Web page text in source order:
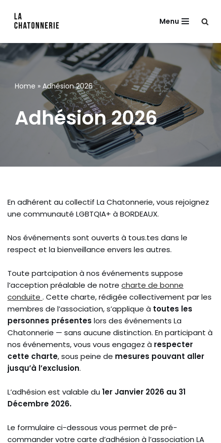
Aller
contenu
Menu
Home » Adhésion 2026
Adhésion 2026
En adhérent au collectif La Chatonnerie, vous rejoignez
une communauté LGBTQIA+ à BORDEAUX.
Nos événements sont ouverts à tous.tes dans le
respect et la bienveillance envers les autres.
Toute partcipation à nos événements suppose
l’acception préalable de notre charte de bonne
conduite . Cette charte, rédigée collectivement par les
membres de l’association, s’applique à toutes les
personnes présentes lors des événements La
Chatonnerie — sans aucune distinction. En participant à
nos événements, vous vous engagez à respecter
cette charte, sous peine de mesures pouvant aller
jusqu’à l’exclusion.
L’adhésion est valable du 1er Janvier 2026 au 31
Décembre 2026.
Le formulaire ci-dessous vous permet de pré-
commander votre carte d’adhésion à l’association LA